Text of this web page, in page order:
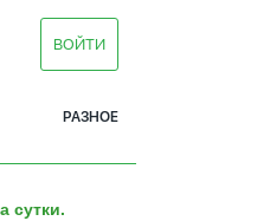
ВОЙТИ
РАЗНОЕ
сутки.